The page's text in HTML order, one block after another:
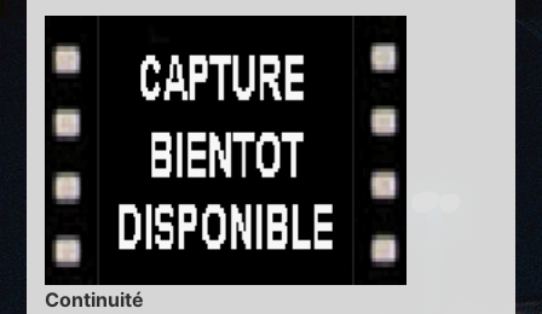
Continuité